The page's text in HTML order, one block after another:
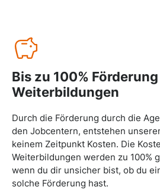
Bis zu 100%
Weiterbildungen
Durch die Förderung durch die
den Jobcentern, entstehen
keinem Zeitpunkt Kosten. Die
Weiterbildungen werden zu 100%
wenn du dir unsicher bist, ob du
solche Förderung hast.